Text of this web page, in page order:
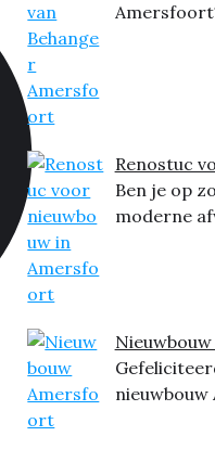
Renostuc
Ben je op
moderne
nieuwbouw